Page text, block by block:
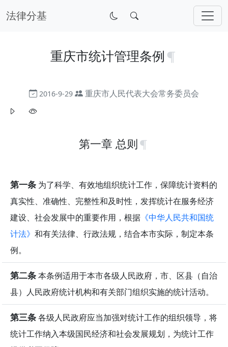
法律分基
重庆市统计管理条例
2016-9-29 重庆市人民代表大会常务委员会
第一章 总则
第一条 为了科学、有效地组织统计工作，保障统计资料的
真实性、准确性、完整性和及时性，发挥统计在服务经济
建设、社会发展中的重要作用，根据 《中华人民共和国统
计法》 和有关法律、行政法规，结合本市实际，制定本条
例。
第二条本条例适用于本市各级人民政府，市、区县（自治
县）人民政府统计机构和有关部门组织实施的统计活动。
第三条各级人民政府应当加强对统计工作的组织领导，将
统计工作纳入本级国民经济和社会发展规划，为统计工作